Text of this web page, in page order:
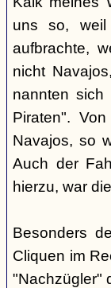
uns so,
aufbrachte,
nicht
nannten sich
Piraten".
Navajos, so
Auch der
hierzu, war
Besonders
Cliquen im
"Nachzügler"